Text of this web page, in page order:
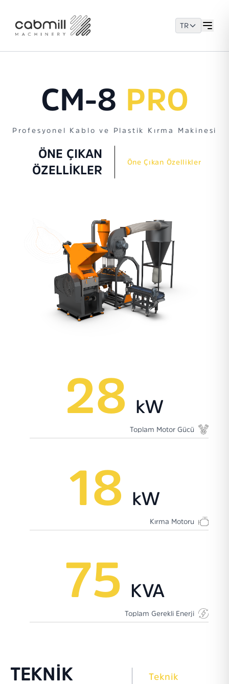
TR
CM-8 PRO
Profesyonel Kablo ve Plastik Kırma Makinesi
ÖNE ÇIKAN
ÖZELLİKLER
Öne Çıkan Özellikler
28 kW
Toplam Motor Gücü
18 kW
Kırma Motoru
75 KVA
Toplam Gerekli Enerji
TEKNİK
Teknik